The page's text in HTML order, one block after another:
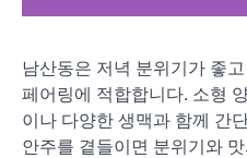
남산동은 저녁 분위기가 좋
페어링에 적합합니다. 소형
이나 다양한 생맥과 함께 간
안주를 곁들이면 분위기와